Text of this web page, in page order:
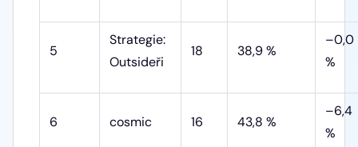
5
Strategie:
Outsideři
18 38,9 %
–0,0
%
6 cosmic 16 43,8 %
–6,4
%